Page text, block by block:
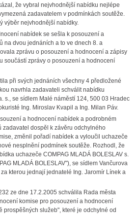
že vybral nejvhodnější nabídku nejlépe
zadavatelem v podmínkách soutěže.
výběr nejvhodnější nabídky.
nabídek se sešla k posouzení a
na dvou jednáních a to ve dnech 8. a
zprávu o posouzení a hodnocení a zápisy
součástí zprávy o posouzení a hodnocení
při svých jednáních všechny 4 předložené
navrhla zadavateli schválit nabídku
s., se sídlem Malé náměstí 124, 500 03 Hradec
Ing. Miroslav Kvapil a Ing. Milan Páv.
a hodnocení nabídek a podrobném
dospěl k závěru odchylného
změnil pořadí nabídek a vyloučil uchazeče
nesplnění podmínek soutěže. Rozhodl, že
uchazeče COMPAG MLADÁ BOLESLAV s.
MLADÁ BOLESLAV"), se sídlem Vančurova
kterou jednají jednatelé Ing. Jaromír Línek a
ze dne 17.2.2005 schválila Rada města
komise pro posouzení a hodnocení
prospěšných služeb", které je odchylné od